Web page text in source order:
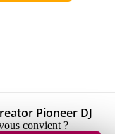
Pioneer DJ
convient ?